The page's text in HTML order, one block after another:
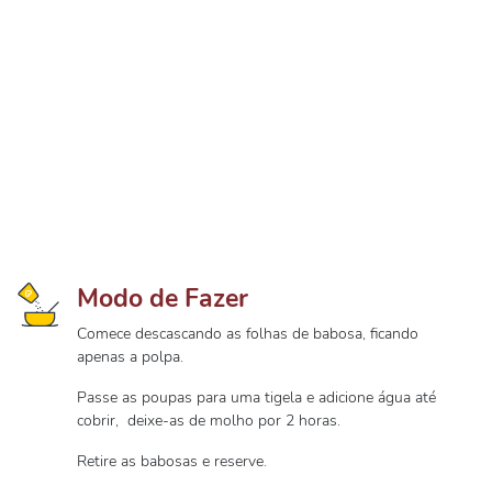
Modo de Fazer
Comece descascando as folhas de babosa, ficando
apenas a polpa.
Passe as poupas para uma tigela e adicione água até
cobrir, deixe-as de molho por 2 horas.
Retire as babosas e reserve.